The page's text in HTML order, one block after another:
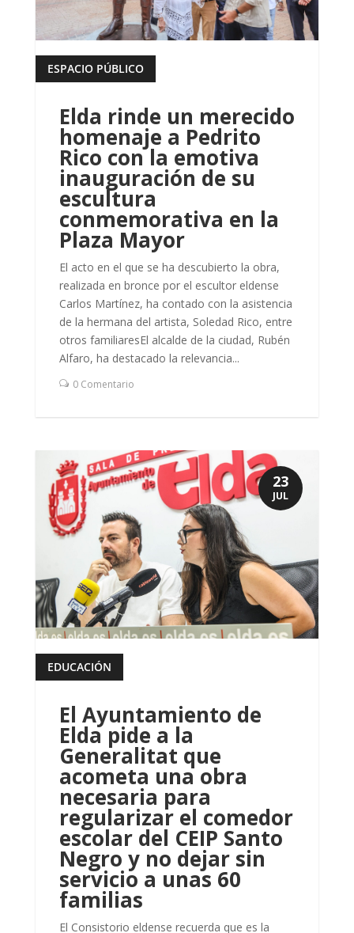
leer más
Elda rinde un merecido
homenaje a Pedrito
Rico con la emotiva
inauguración de su
escultura
conmemorativa en la
Plaza Mayor
ESPACIO PÚBLICO
El acto en el que se ha descubierto la obra,
realizada en bronce por el escultor eldense
Carlos Martínez, ha contado con la asistencia
de la hermana del artista, Soledad Rico, entre
otros familiaresEl alcalde de la ciudad, Rubén
Alfaro, ha destacado la relevancia...
0 Comentario
leer más
El Ayuntamiento de
Elda pide a la
Generalitat que
acometa una obra
necesaria para
regularizar el comedor
escolar del CEIP Santo
Negro y no dejar sin
servicio a unas 60
familias
EDUCACIÓN
El Consistorio eldense recuerda que es la
23
JUL